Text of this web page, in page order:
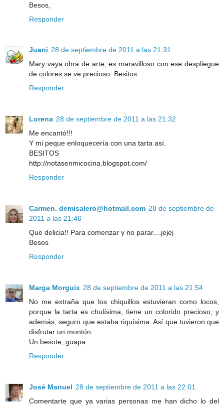
Besos,
Responder
Juani 28 de septiembre de 2011 a las 21:31
Mary vaya obra de arte, es maravilloso con ese despliegue
de colores se ve precioso. Besitos.
Responder
Lorena 28 de septiembre de 2011 a las 21:32
Me encantó!!!
Y mi peque enloquecería con una tarta así.
BESITOS
http://notasenmicocina.blogspot.com/
Responder
Carmen. demisalero@hotmail.com 28 de septiembre de
2011 a las 21:46
Que delicia!! Para comenzar y no parar....jejej
Besos
Responder
Marga Morguix 28 de septiembre de 2011 a las 21:54
No me extraña que los chiquillos estuvieran como locos,
porque la tarta es chulísima, tiene un colorido precioso, y
además, seguro que estaba riquísima. Así que tuvieron que
disfrutar un montón.
Un besote, guapa.
Responder
José Manuel 28 de septiembre de 2011 a las 22:01
Comentarte que ya varias personas me han dicho lo del